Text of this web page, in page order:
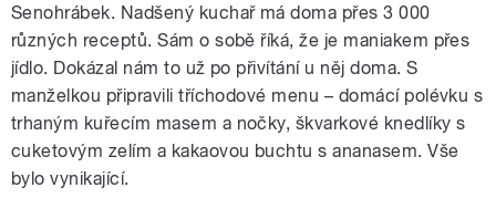
Senohrábek. Nadšený kuchař má doma přes 3 000
různých receptů. Sám o sobě říká, že je maniakem přes
jídlo. Dokázal nám to už po přivítání u něj doma. S
manželkou připravili tříchodové menu – domácí polévku s
trhaným kuřecím masem a nočky, škvarkové knedlíky s
cuketovým zelím a kakaovou buchtu s ananasem. Vše
bylo vynikající.